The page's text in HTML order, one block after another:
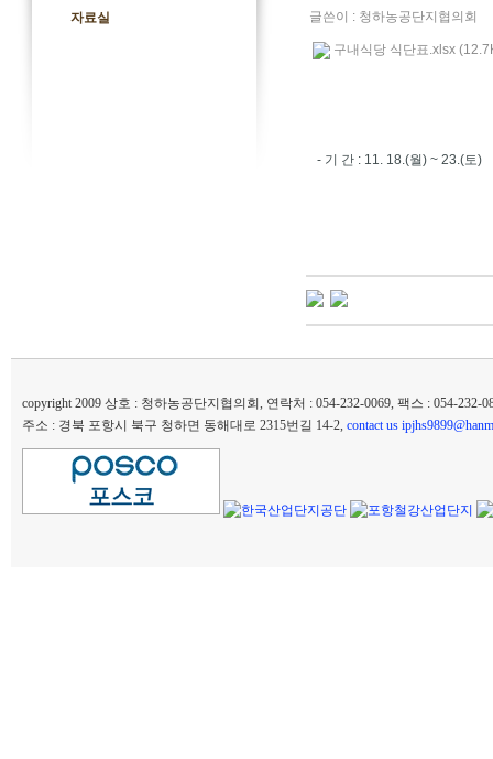
자료실
글쓴이 : 청하농공단지협의회
구내식당 식단표.xlsx
- 기 간 : 11. 18.(월) ~ 23.(토)
copyright 2009 상호 : 청하농공단지협의회, 연락처 : 054-232-0069, 팩스 : 054-232-
주소 : 경북 포항시 북구 청하면 동해대로 2315번길 14-2, contact us